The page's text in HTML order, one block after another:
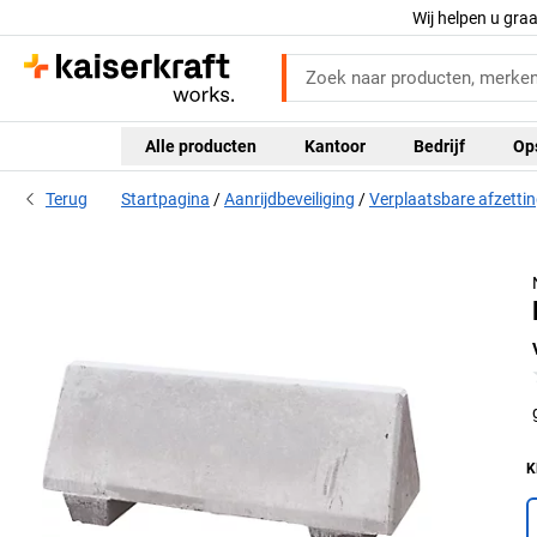
Wij helpen u
Alle producten Kantoor Bedrijf
Terug Startpagina Aanrijdbeveiliging Verplaatsbare